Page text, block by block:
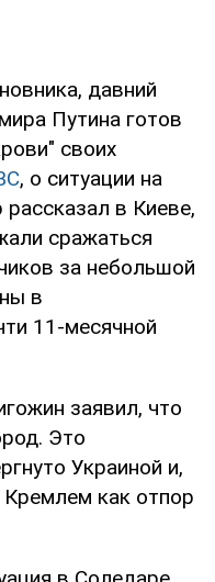
давний
Путина готов
своих
, о ситуации на
в Киеве,
сражаться
за небольшой
в
11-месячной
заявил, что
Это
Украиной и,
как отпор